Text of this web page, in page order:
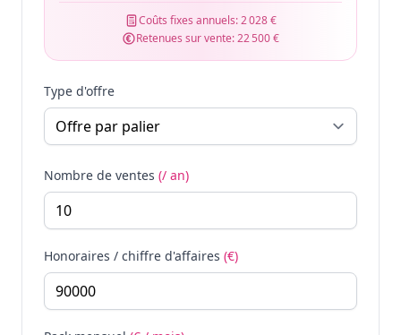
Coûts fixes annuels:2 028 €
Retenues sur vente:22 500 €
Type d'offre
Nombre de ventes (/ an)
Honoraires / chiffre d'affaires (€)